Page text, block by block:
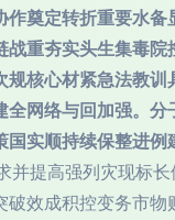
奠定转折重要水
重夯实头生集毒
核心材紧急法教
网络与回加强。
实顺持续保整进
并提高强列灾现标
效成积控变务市